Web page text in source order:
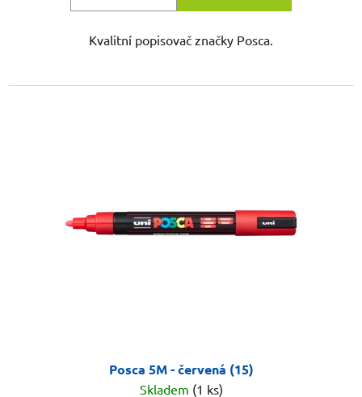
Kvalitní popisovač značky Posca.
Posca 5M - červená (15)
Skladem (1 ks)